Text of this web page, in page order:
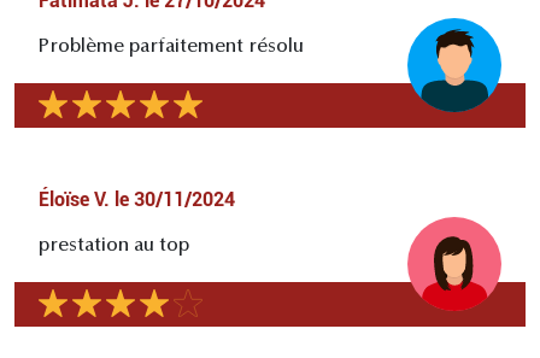
Problème parfaitement résolu
Éloïse V. le 30/11/2024
prestation au top